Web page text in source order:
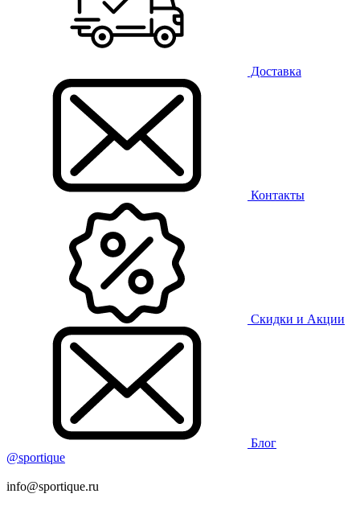
Доставка
Контакты
Скидки и Акции
Блог
@sportique
info@sportique.ru